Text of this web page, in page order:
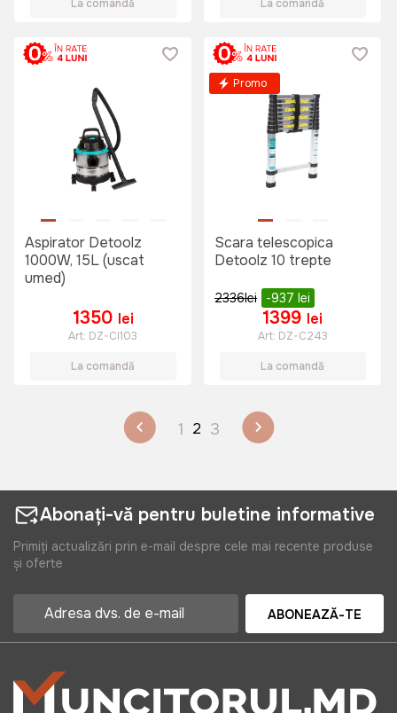
La comandă La comandă
Aspirator Detoolz
1000W, 15L (uscat
umed)
1350 lei
Art: DZ-CI103
La comandă
Promo
Scara telescopica
Detoolz 10 trepte
2336lei -937 lei
1399 lei
Art: DZ-C243
La comandă
1 2 3
Abonați-vă pentru buletine informative
Primiți actualizări prin e-mail despre cele mai recente produse
și oferte
ABONEAZĂ-TE